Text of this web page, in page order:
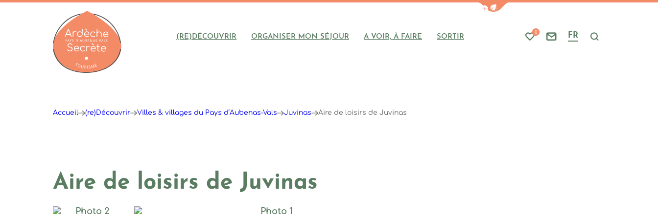
Afficher la barre de navigation du
(RE)DÉCOUVRIR ORGANISER MON SÉJOUR A VOIR, À FAIRE SORTIR Mes favoris
0
Nous contacter
FR Je recherche
Accueil (re)Découvrir Villes & villages du Pays d’Aubenas-Vals Juvinas Aire de loisirs de Juvinas
Aire de loisirs de Juvinas
Photo 1, © M.ISSERTINE
Photo 2, © M.ISSERTINE